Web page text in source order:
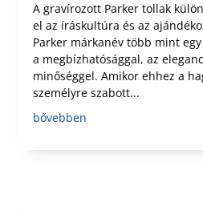
A gravírozott Parker tollak
el az íráskultúra és az
Parker márkanév több mint
a megbízhatósággal, az
minőséggel. Amikor ehhez a
személyre szabott...
bővebben